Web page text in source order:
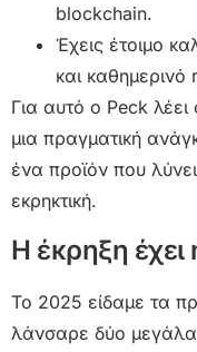
blockchain.
Έχεις έτοιμο
και
Για αυτό ο Peck
μια πραγματική
ένα προϊόν που
εκρηκτική.
Η έκρηξη έχει
Το 2025 είδαμε τα
λάνσαρε δύο